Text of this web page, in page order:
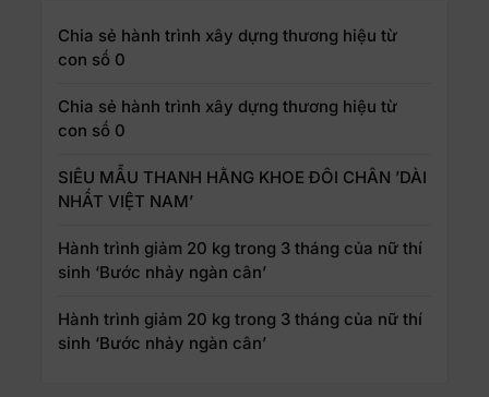
Chia sẻ hành trình xây dựng thương hiệu từ
con số 0
Chia sẻ hành trình xây dựng thương hiệu từ
con số 0
SIÊU MẪU THANH HẰNG KHOE ĐÔI CHÂN ’DÀI
NHẤT VIỆT NAM’
Hành trình giảm 20 kg trong 3 tháng của nữ thí
sinh ‘Bước nhảy ngàn cân’
Hành trình giảm 20 kg trong 3 tháng của nữ thí
sinh ‘Bước nhảy ngàn cân’